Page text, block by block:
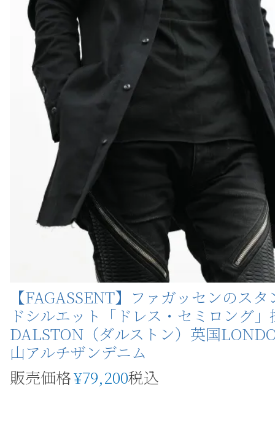
【FAGASSENT】ファガッセンのスタ
ドシルエット「ドレス・セミロング
DALSTON（ダルストン）英国
山アルチザンデニム
販売価格¥79,200税込